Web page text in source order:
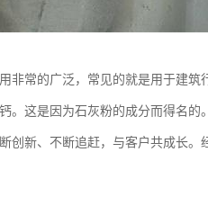
非常的广泛，常见的就是用于建
。这是因为石灰粉的成分而得名的
创新、不断追赶，与客户共成长